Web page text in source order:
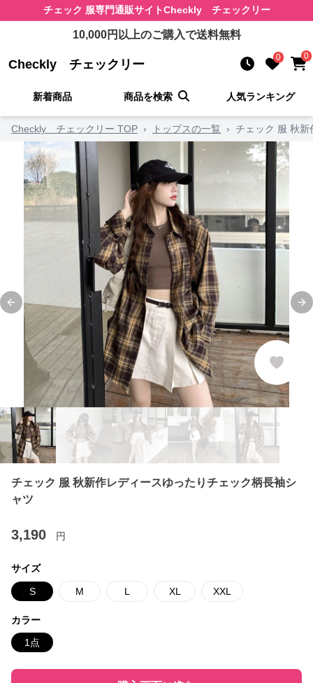
チェック 服専門通販サイトCheckly チェックリー
10,000円以上のご購入で送料無料
Checkly チェックリー 0 0
新着商品 商品を検索 人気ランキング
Checkly チェックリー TOP › トップスの一覧 › チェック 服 秋
Previous slide
チェック 服 秋新作レディースゆったりチェック柄長袖シ
ャツ
3,190 円
サイズ
S M L XL XXL
カラー
1点